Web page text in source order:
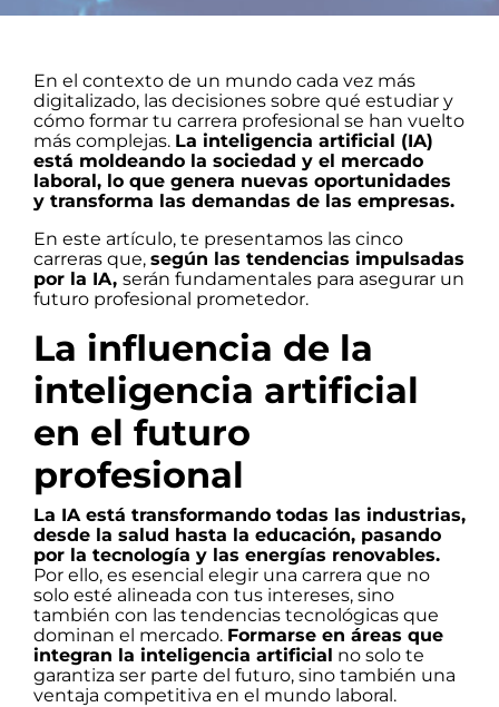
En el contexto de un mundo cada vez más
digitalizado, las decisiones sobre qué estudiar y
cómo formar tu carrera profesional se han vuelto
más complejas. La inteligencia artificial (IA)
está moldeando la sociedad y el mercado
laboral, lo que genera nuevas oportunidades
y transforma las demandas de las empresas.
En este artículo, te presentamos las cinco
carreras que, según las tendencias impulsadas
por la IA, serán fundamentales para asegurar un
futuro profesional prometedor.
La influencia de la
inteligencia artificial
en el futuro
profesional
La IA está transformando todas las industrias,
desde la salud hasta la educación, pasando
por la tecnología y las energías renovables.
Por ello, es esencial elegir una carrera que no
solo esté alineada con tus intereses, sino
también con las tendencias tecnológicas que
dominan el mercado. Formarse en áreas que
integran la inteligencia artificial no solo te
garantiza ser parte del futuro, sino también una
ventaja competitiva en el mundo laboral.